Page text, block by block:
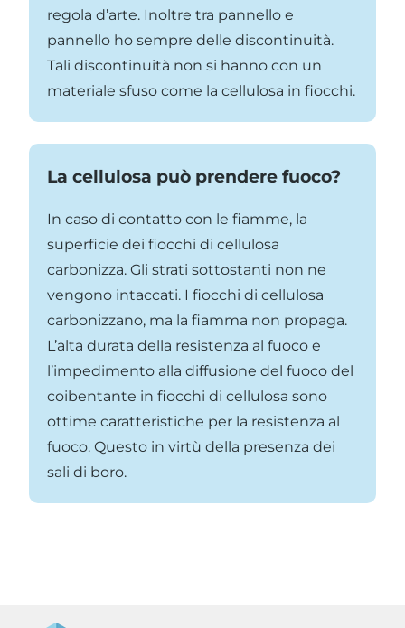
regola d’arte. Inoltre tra pannello e
pannello ho sempre delle discontinuità.
Tali discontinuità non si hanno con un
materiale sfuso come la cellulosa in fiocchi.
La cellulosa può prendere fuoco?
In caso di contatto con le fiamme, la
superficie dei fiocchi di cellulosa
carbonizza. Gli strati sottostanti non ne
vengono intaccati. I fiocchi di cellulosa
carbonizzano, ma la fiamma non propaga.
L’alta durata della resistenza al fuoco e
l’impedimento alla diffusione del fuoco del
coibentante in fiocchi di cellulosa sono
ottime caratteristiche per la resistenza al
fuoco. Questo in virtù della presenza dei
sali di boro.